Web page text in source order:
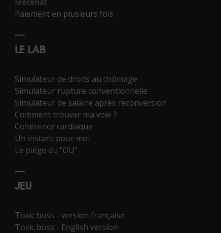
Paiement en plusieurs fois
LE LAB
Simulateur de droits au chômage
Simulateur rupture conventionnelle
Simulateur de salaire après reconversion
Comment trouver ma voie ?
Cohérence cardiaque
Un instant pour moi
Le piège du "OU"
JEU
Toxic boss - version française
Toxic boss - English version